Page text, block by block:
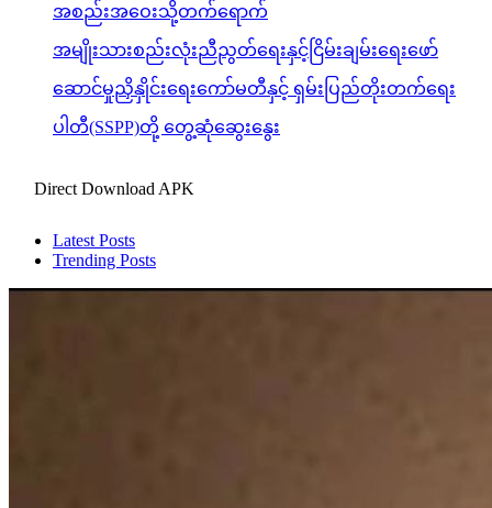
အစည်းအဝေးသို့တက်ရောက်
အမျိုးသားစည်းလုံးညီညွတ်ရေးနှင့်ငြိမ်းချမ်းရေးဖော်
ဆောင်မှုညှိနှိုင်းရေးကော်မတီနှင့် ရှမ်းပြည်တိုးတက်ရေး
ပါတီ(SSPP)တို့ တွေ့ဆုံဆွေးနွေး
Direct Download APK
Latest Posts
Trending Posts